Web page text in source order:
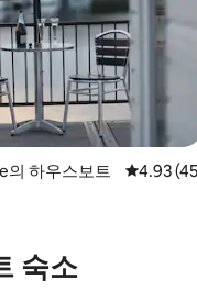
개
하우스보트 평점
4.93
숙소